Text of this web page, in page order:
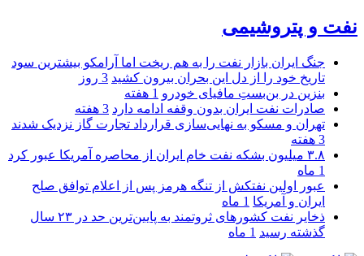
نفت و پتروشیمی
جنگ ایران بازار نفت را به هم ریخت اما آرامکو بیشترین سود
تاریخ خود را از دل این بحران بیرون کشید 3 روز
بنزین در بن‌بستِ مافیای خودرو 1 هفته
صادرات نفت ایران بدون وقفه ادامه دارد 3 هفته
تهران و مسکو به نهایی‌سازی قرارداد تجارت گاز نزدیک شدند
3 هفته
۳.۸ میلیون بشکه نفت خام ایران از محاصره آمریکا عبور کرد
1 ماه
عبور اولین نفتکش از تنگه هرمز پس از اعلام توافق صلح
ایران و آمریکا 1 ماه
ذخایر نفت کشورهای ثروتمند به پایین‌ترین حد در ۲۳ سال
گذشته رسید 1 ماه